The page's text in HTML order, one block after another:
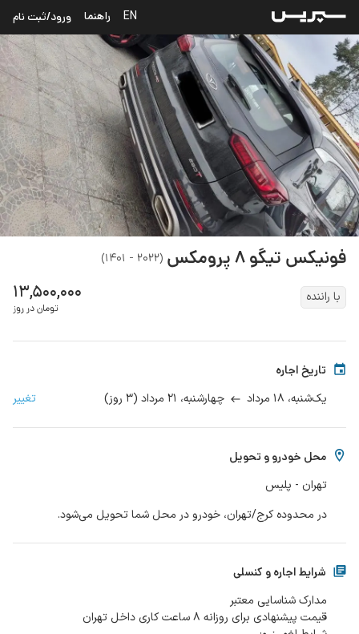
EN راهنما ورود/ثبت نام
فونیکس تیگو ۸ پرومکس (۲۰۲۲ - ۱۴۰۱ )
با راننده ۱۳,۵۰۰,۰۰۰
تومان در روز
تاریخ اجاره
یک‌شنبه، چهارشنبه، (۳ روز) تغییر
محل خودرو و تحویل
تهران - پلیس
در محدوده کرج/تهران، خودرو در محل شما تحویل می‌شود.
شرایط اجاره و کنسلی